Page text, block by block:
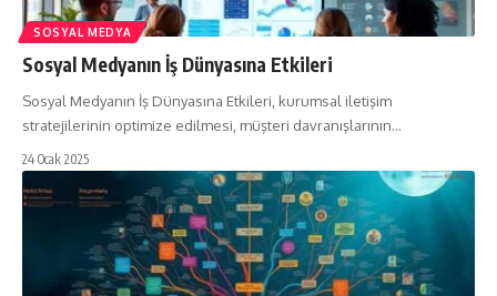
SOSYAL MEDYA
Sosyal Medyanın İş Dünyasına Etkileri
Sosyal Medyanın İş Dünyasına Etkileri, kurumsal iletişim
stratejilerinin optimize edilmesi, müşteri davranışlarının…
24 Ocak 2025